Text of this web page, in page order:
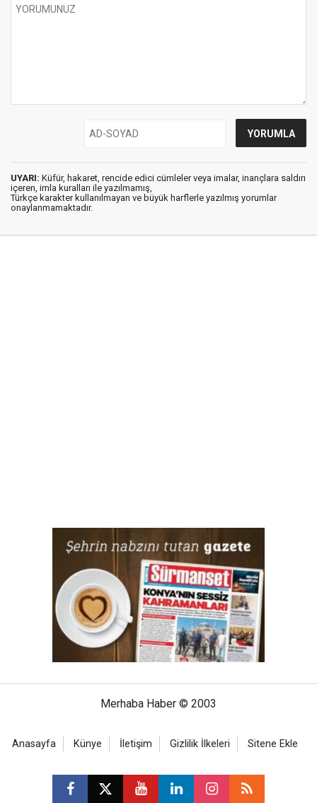
UYARI: Küfür, hakaret, rencide edici cümleler veya imalar, inançlara saldırı
içeren, imla kuralları ile yazılmamış,
Türkçe karakter kullanılmayan ve büyük harflerle yazılmış yorumlar
onaylanmamaktadır.
Merhaba Haber © 2003
Anasayfa Künye İletişim Gizlilik İlkeleri Sitene Ekle